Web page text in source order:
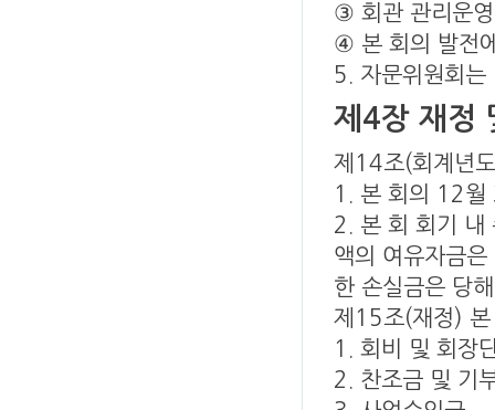
③ 회관 관리운
④ 본 회의 발전
5. 자문위원회는
제4장 재정
제14조(회계년
1. 본 회의 12월
2. 본 회 회기 내
액의 여유자금
한 손실금은 당
제15조(재정) 본
1. 회비 및 회장
2. 찬조금 및 기